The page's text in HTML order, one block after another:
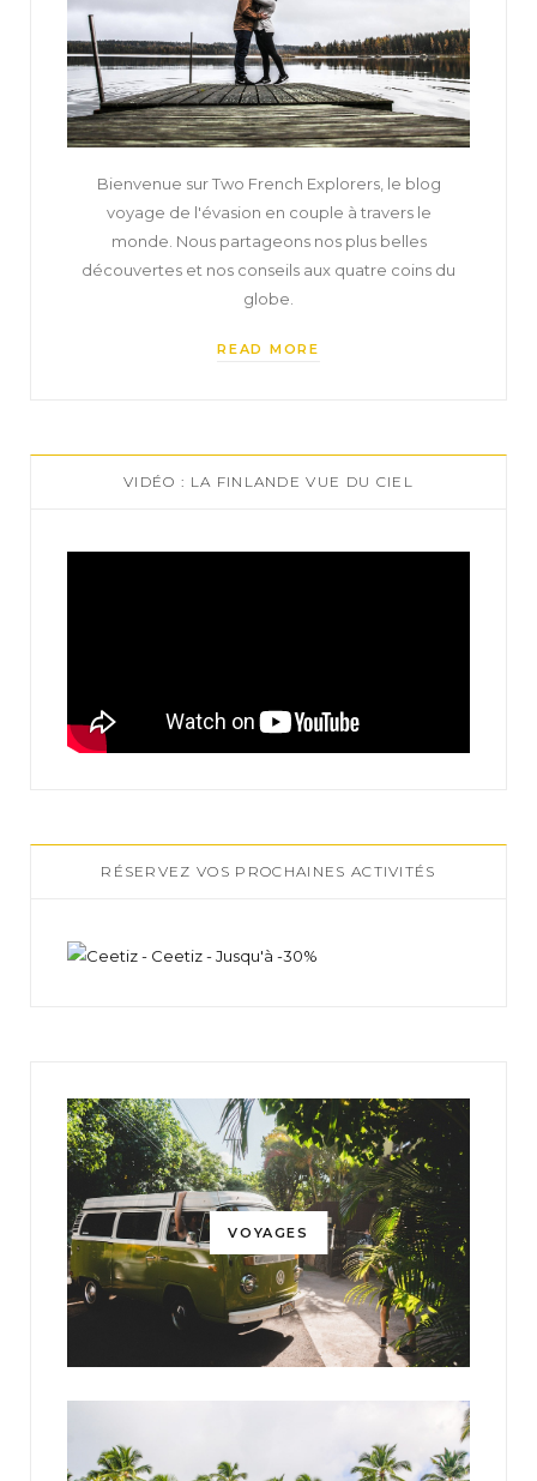
Bienvenue sur Two French Explorers, le blog
voyage de l'évasion en couple à travers le
monde. Nous partageons nos plus belles
découvertes et nos conseils aux quatre coins du
globe.
READ MORE
VIDÉO : LA FINLANDE VUE DU CIEL
RÉSERVEZ VOS PROCHAINES ACTIVITÉS
VOYAGES